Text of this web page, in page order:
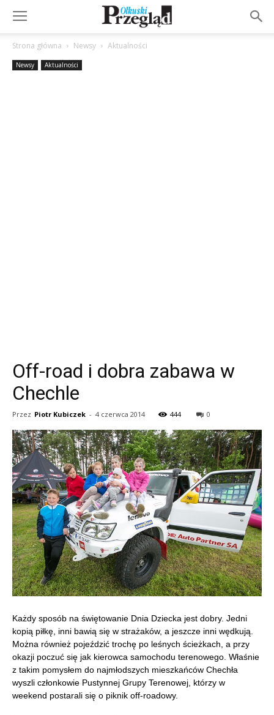
Strona główna Newsy Aktualności
Newsy Aktualności
Off-road i dobra zabawa w
Chechle
Przez Piotr Kubiczek - 4 czerwca 2014 444 0
Każdy sposób na świętowanie Dnia Dziecka jest dobry. Jedni
kopią piłkę, inni bawią się w strażaków, a jeszcze inni wędkują.
Można również pojeździć trochę po leśnych ścieżkach, a przy
okazji poczuć się jak kierowca samochodu terenowego. Właśnie
z takim pomysłem do najmłodszych mieszkańców Chechła
wyszli członkowie Pustynnej Grupy Terenowej, którzy w
weekend postarali się o piknik off-roadowy.